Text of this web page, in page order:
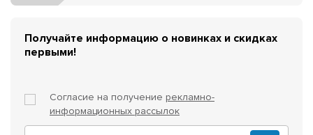
Получайте информацию о новинках и скидках
первыми!
Согласие на получение рекламно-
информационных рассылок